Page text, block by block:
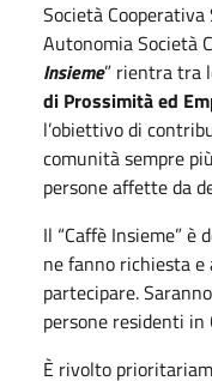
Società
Autonomia Società
Insieme” rientra tra
di Prossimità ed
l’obiettivo di
comunità sempre
persone affette da
Il “Caffè Insieme” è
ne fanno richiesta
partecipare.
persone residenti
È rivolto